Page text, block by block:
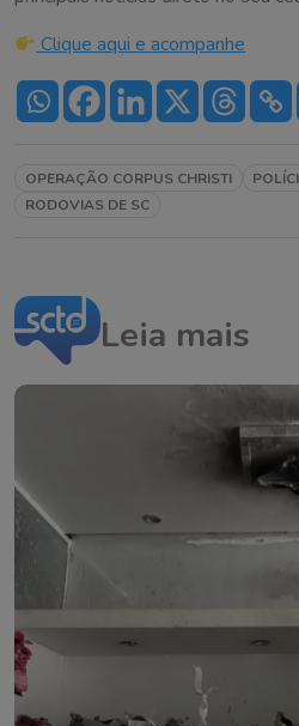
Clique aqui e acompanhe
OPERAÇÃO CORPUS CHRISTI
RODOVIAS DE SC
Leia mais